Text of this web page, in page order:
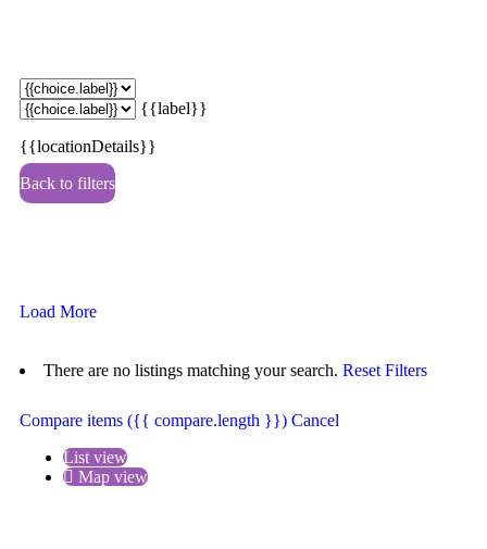
{{label}}
{{locationDetails}}
Back to filters
Load More
There are no listings matching your search. Reset Filters
Compare items ({{ compare.length }}) Cancel
List view
Map view